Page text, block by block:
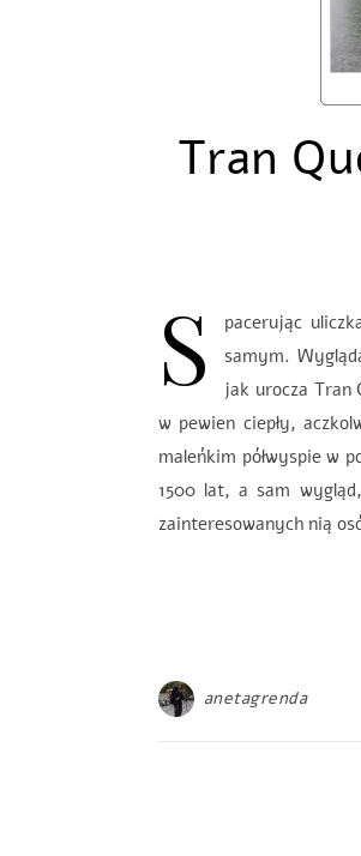
Tran
S
pacerując
samym.
jak urocza Tran
w pewien ciepły,
maleńkim półwyspie w
1500 lat, a sam
zainteresowanych
anetagrenda